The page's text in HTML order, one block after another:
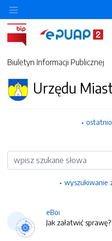
Biuletyn Informacji Publicznej
Urzędu
Wyszukiwarka
wyszukiwanie
eBoi
Jak załatwić sprawę?